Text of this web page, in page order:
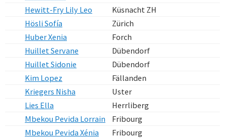
Hewitt-Fry Lily Leo
Küsnacht ZH
Hösli Sofía
Zürich
Huber Xenia
Forch
Huillet Servane
Dübendorf
Huillet Sidonie
Dübendorf
Kim Lopez
Fällanden
Kriegers Nisha
Uster
Lies Ella
Herrliberg
Mbekou Pevida Lorrain
Fribourg
Mbekou Pevida Xénia
Fribourg